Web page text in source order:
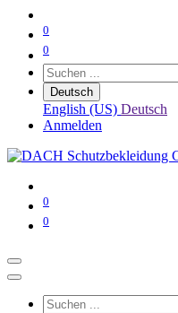
0
0
Deutsch
English (US) Deutsch
Anmelden
0
0